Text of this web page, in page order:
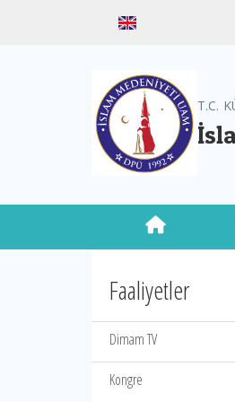
T.C.
Faaliyetler
Dimam TV
Kongre